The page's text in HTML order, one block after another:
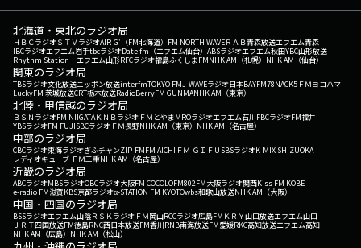
北海道・東北のラジオ局
ＨＢＣラジオＳＴＶラジオAIR-G'（FM北海道） FM NORTH WAVEＲＡＢ青森放送エフエム青森
IBCラジオエフエム岩手tbcラジオDate fm（エフエム仙台） ABSラジオエフエム秋田YBC山形放送
Rhythm Station エフエム山形RFCラジオ福島ふくしまFMNHK AM（札幌） NHK AM（仙台）
関東のラジオ局
TBSラジオ文化放送ニッポン放送interfmTOKYO FMJ-WAVEラジオ日本BAYFM78NACK5 ＦＭヨコハマ
LuckyFM 茨城放送CRT栃木放送RadioBerryFM GUNMANHK AM（東京）
北陸・甲信越のラジオ局
ＢＳＮラジオFM NIIGATAＫＮＢラジオ ＦＭとやまMROラジオエフエム石川FBCラジオFM福井
YBSラジオFM FUJISBCラジオ ＦＭ長野NHK AM（東京） NHK AM（名古屋）
中部のラジオ局
CBCラジオ東海ラジオぎふチャンZIP-FMFM AICHI ＦＭ ＧＩＦＵ SBSラジオK-MIX SHIZUOKA
レディオキューブ ＦＭ三重NHK AM（名古屋）
近畿のラジオ局
ABCラジオMBSラジオOBCラジオ大阪FM COCOLOFM802FM大阪ラジオ関西Kiss FM KOBE
e-radio FM滋賀KBS京都ラジオα-STATION FM KYOTOwbs和歌山放送NHK AM（大阪）
中国・四国のラジオ局
BSSラジオエフエム山陰ＲＳＫラジオ ＦＭ岡山RCCラジオ広島FM ＫＲＹ山口放送エフエム山口
ＪＲＴ四国放送FM徳島RNC西日本放送FM香川RNB南海放送FM愛媛RKC高知放送エフエム高知
NHK AM（広島） NHK AM（松山）